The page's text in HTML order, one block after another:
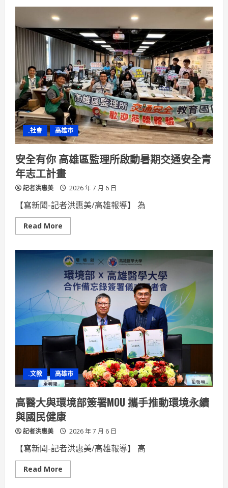
場
來
技
職
引
人
才
六
校
校
長
齊
聚
共
擘
技
職
教
育
新
藍
圖
.社會 高雄市
安全有你 高雄區監理所啟動暑期交通安全青
年志工計畫
記者洪惠美 2026 年 7 月 6 日
【寫新聞-記者洪惠美/高雄報導】 為
Read More
more
全
有
你
高
雄
區
監
理
所
啟
動
期
通
全
青
年
志
工
計
畫
.文教 高雄市
高醫大與環境部簽署MOU 攜手推動環境永續
與國民健康
記者洪惠美 2026 年 7 月 6 日
【寫新聞-記者洪惠美/高雄報導】 高
Read More
more